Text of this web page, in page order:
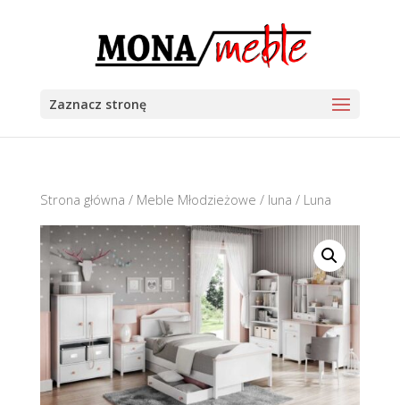
Zaznacz stronę
Strona główna / Meble Młodzieżowe / luna / Luna